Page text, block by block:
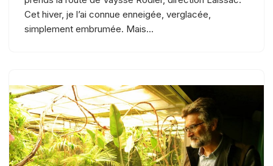
Cet hiver, je l’ai connue enneigée, verglacée,
simplement embrumée. Mais…